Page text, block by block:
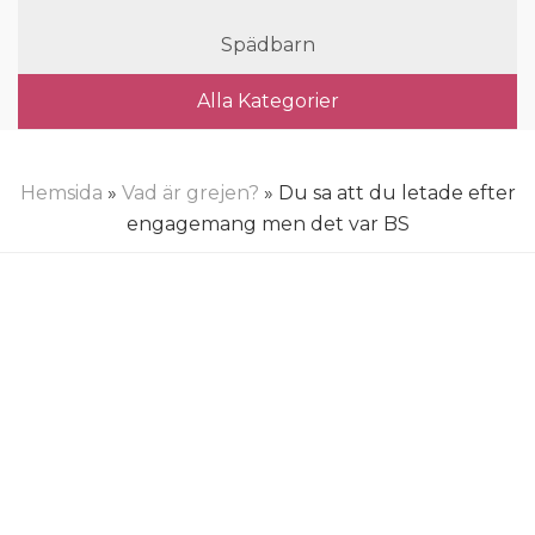
Spädbarn
Alla Kategorier
Hemsida » Vad är grejen? » Du sa att du letade efter
engagemang men det var BS